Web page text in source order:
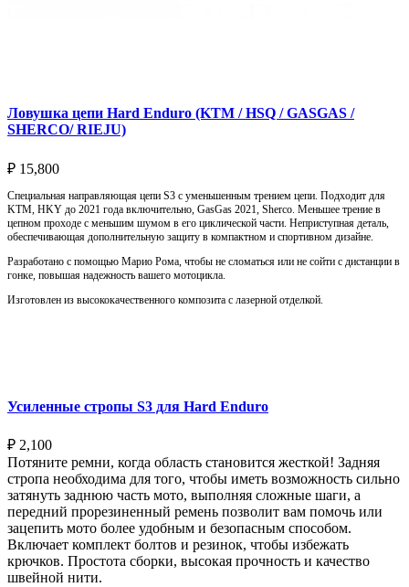
Ловушка цепи Hard Enduro (KTM / HSQ / GASGAS /
SHERCO/ RIEJU)
₽ 15,800
Специальная направляющая цепи S3 с уменьшенным трением цепи. Подходит для
KTM, HKY до 2021 года включительно, GasGas 2021, Sherco. Меньшее трение в
цепном проходе с меньшим шумом в его циклической части. Неприступная деталь,
обеспечивающая дополнительную защиту в компактном и спортивном дизайне.
Разработано с помощью Марио Рома, чтобы не сломаться или не сойти с дистанции в
гонке, повышая надежность вашего мотоцикла.
Изготовлен из высококачественного композита с лазерной отделкой.
Усиленные стропы S3 для Hard Enduro
₽ 2,100
Потяните ремни, когда область становится жесткой! Задняя
стропа необходима для того, чтобы иметь возможность сильно
затянуть заднюю часть мото, выполняя сложные шаги, а
передний прорезиненный ремень позволит вам помочь или
зацепить мото более удобным и безопасным способом.
Включает комплект болтов и резинок, чтобы избежать
крючков. Простота сборки, высокая прочность и качество
швейной нити.